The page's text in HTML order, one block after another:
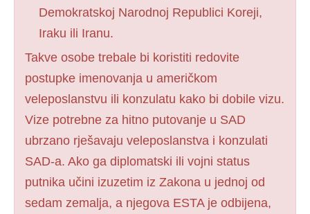
Demokratskoj Narodnoj Republici Koreji,
Iraku ili Iranu.
Takve osobe trebale bi koristiti redovite
postupke imenovanja u američkom
veleposlanstvu ili konzulatu kako bi dobile vizu.
Vize potrebne za hitno putovanje u SAD
ubrzano rješavaju veleposlanstva i konzulati
SAD-a. Ako ga diplomatski ili vojni status
putnika učini izuzetim iz Zakona u jednoj od
sedam zemalja, a njegova ESTA je odbijena,